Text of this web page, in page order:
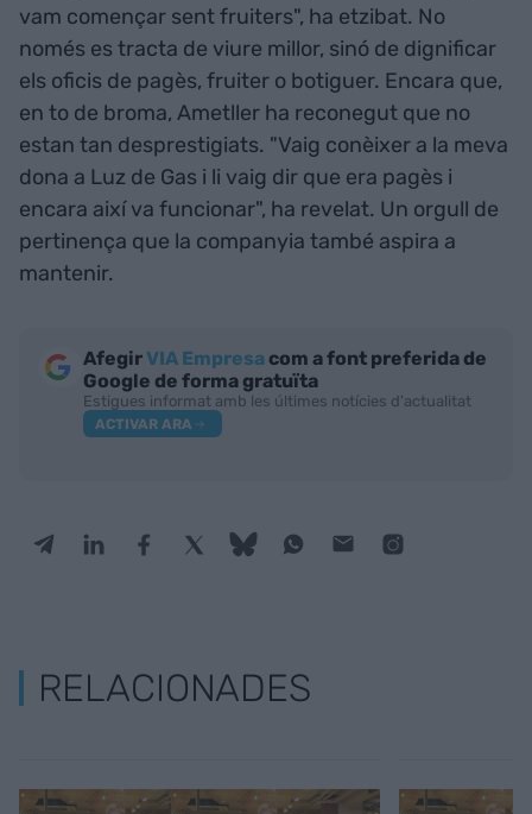
vam començar sent fruiters", ha etzibat. No
només es tracta de viure millor, sinó de dignificar
els oficis de pagès, fruiter o botiguer. Encara que,
en to de broma, Ametller ha reconegut que no
estan tan desprestigiats. "Vaig conèixer a la meva
dona a Luz de Gas i li vaig dir que era pagès i
encara així va funcionar", ha revelat. Un orgull de
pertinença que la companyia també aspira a
mantenir.
AfegirVIA Empresa com a font preferida de
Google de forma gratuïta
Estigues informat amb les últimes notícies d'actualitat
ACTIVAR ARA
RELACIONADES